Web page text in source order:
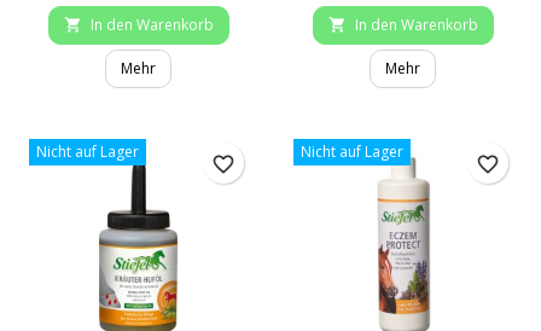
 In den Warenkorb
Mehr
 In den Warenkorb
Mehr
Nicht auf Lager
favorite_border
Nicht auf Lager
favorite_border